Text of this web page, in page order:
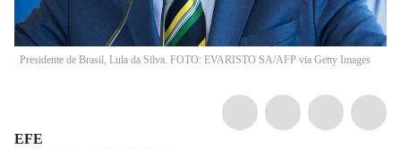
Presidente de Brasil, Lula da Silva. FOTO: EVARISTO SA/AFP via Getty Images
EFE